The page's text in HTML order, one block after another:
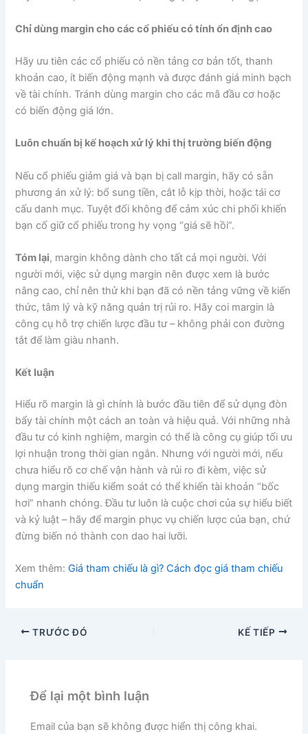
Chỉ dùng margin cho các cổ phiếu có tính ổn định cao
Hãy ưu tiên các cổ phiếu có nền tảng cơ bản tốt, thanh
khoản cao, ít biến động mạnh và được đánh giá minh bạch
về tài chính. Tránh dùng margin cho các mã đầu cơ hoặc
có biến động giá lớn.
Luôn chuẩn bị kế hoạch xử lý khi thị trường biến động
Nếu cổ phiếu giảm giá và bạn bị call margin, hãy có sẵn
phương án xử lý: bổ sung tiền, cắt lỗ kịp thời, hoặc tái cơ
cấu danh mục. Tuyệt đối không để cảm xúc chi phối khiến
bạn cố giữ cổ phiếu trong hy vọng “giá sẽ hồi”.
Tóm lại, margin không dành cho tất cả mọi người. Với
người mới, việc sử dụng margin nên được xem là bước
nâng cao, chỉ nên thử khi bạn đã có nền tảng vững về kiến
thức, tâm lý và kỹ năng quản trị rủi ro. Hãy coi margin là
công cụ hỗ trợ chiến lược đầu tư – không phải con đường
tắt để làm giàu nhanh.
Kết luận
Hiểu rõ margin là gì chính là bước đầu tiên để sử dụng đòn
bẩy tài chính một cách an toàn và hiệu quả. Với những nhà
đầu tư có kinh nghiệm, margin có thể là công cụ giúp tối ưu
lợi nhuận trong thời gian ngắn. Nhưng với người mới, nếu
chưa hiểu rõ cơ chế vận hành và rủi ro đi kèm, việc sử
dụng margin thiếu kiểm soát có thể khiến tài khoản “bốc
hơi” nhanh chóng. Đầu tư luôn là cuộc chơi của sự hiểu biết
và kỷ luật – hãy để margin phục vụ chiến lược của bạn, chứ
đừng biến nó thành con dao hai lưỡi.
Xem thêm:Giá tham chiếu là gì? Cách đọc giá tham chiếu
chuẩn
TRƯỚC ĐÓ KẾ TIẾP
Để lại một bình luận
Email của bạn sẽ không được hiển thị công khai.